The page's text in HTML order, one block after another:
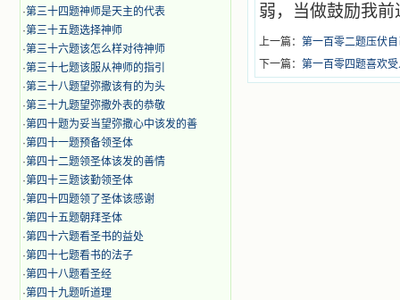
·第三十四题神师是天主的代表
·第三十五题选择神师
·第三十六题该怎么样对待神师
·第三十七题该服从神师的指引
·第三十八题望弥撒该有的为头
·第三十九题望弥撒外表的恭敬
·第四十题为妥当望弥撒心中该发的善
·第四十一题预备领圣体
·第四十二题领圣体该发的善情
·第四十三题该勤领圣体
·第四十四题领了圣体该感谢
·第四十五题朝拜圣体
·第四十六题看圣书的益处
·第四十七题看书的法子
·第四十八题看圣经
·第四十九题听道理
弱，当做鼓励我前
上一篇： 第一百零二题压伏
下一篇： 第一百零四题喜欢